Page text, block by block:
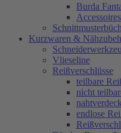
Burda
Kurzwaren &
Vlieseline
Reißverschlüsse
teilbare
nicht
endlose